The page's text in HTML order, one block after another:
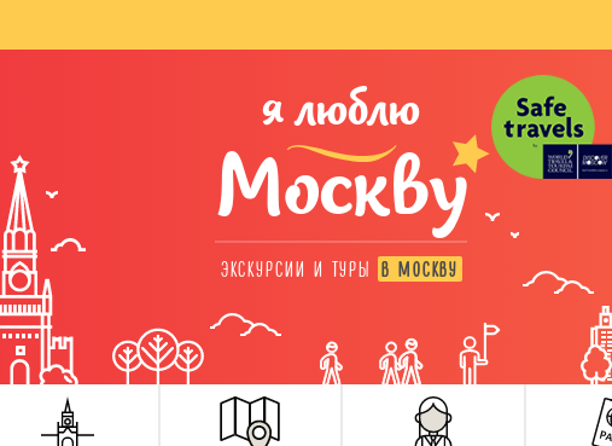
я люблю
Москву
ЭКСКУРСИИ И ТУРЫ В МОСКВУ